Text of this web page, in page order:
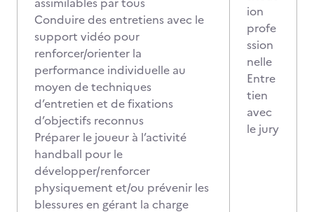
Conduire des entretiens avec le
support vidéo pour
renforcer/orienter la
performance individuelle au
moyen de techniques
d’entretien et de fixations
d’objectifs reconnus
Préparer le joueur à l’activité
handball pour le
développer/renforcer
physiquement et/ou prévenir les
blessures en gérant la charge
ion
profe
ssion
nelle
Entre
tien
avec
le jury